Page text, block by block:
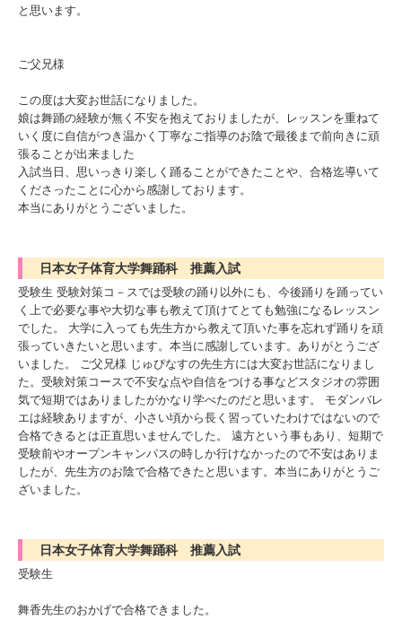
と思います。
ご父兄様
この度は大変お世話になりました。
娘は舞踊の経験が無く不安を抱えておりましたが、レッスンを重ねて
いく度に自信がつき温かく丁寧なご指導のお陰で最後まで前向きに頑
張ることが出来ました
入試当日、思いっきり楽しく踊ることができたことや、合格迄導いて
くださったことに心から感謝しております。
本当にありがとうございました。
日本女子体育大学舞踊科 推薦入試
受験生 受験対策コ－スでは受験の踊り以外にも、今後踊りを踊ってい
く上で必要な事や大切な事も教えて頂けてとても勉強になるレッスン
でした。 大学に入っても先生方から教えて頂いた事を忘れず踊りを頑
張っていきたいと思います。本当に感謝しています。ありがとうござ
いました。 ご父兄様 じゅぴなすの先生方には大変お世話になりまし
た。受験対策コースで不安な点や自信をつける事などスタジオの雰囲
気で短期ではありましたがかなり学べたのだと思います。 モダンバレ
エは経験ありますが、小さい頃から長く習っていたわけではないので
合格できるとは正直思いませんでした。 遠方という事もあり、短期で
受験前やオープンキャンパスの時しか行けなかったので不安はありま
したが、先生方のお陰で合格できたと思います。本当にありがとうご
ざいました。
日本女子体育大学舞踊科 推薦入試
受験生
舞香先生のおかげで合格できました。